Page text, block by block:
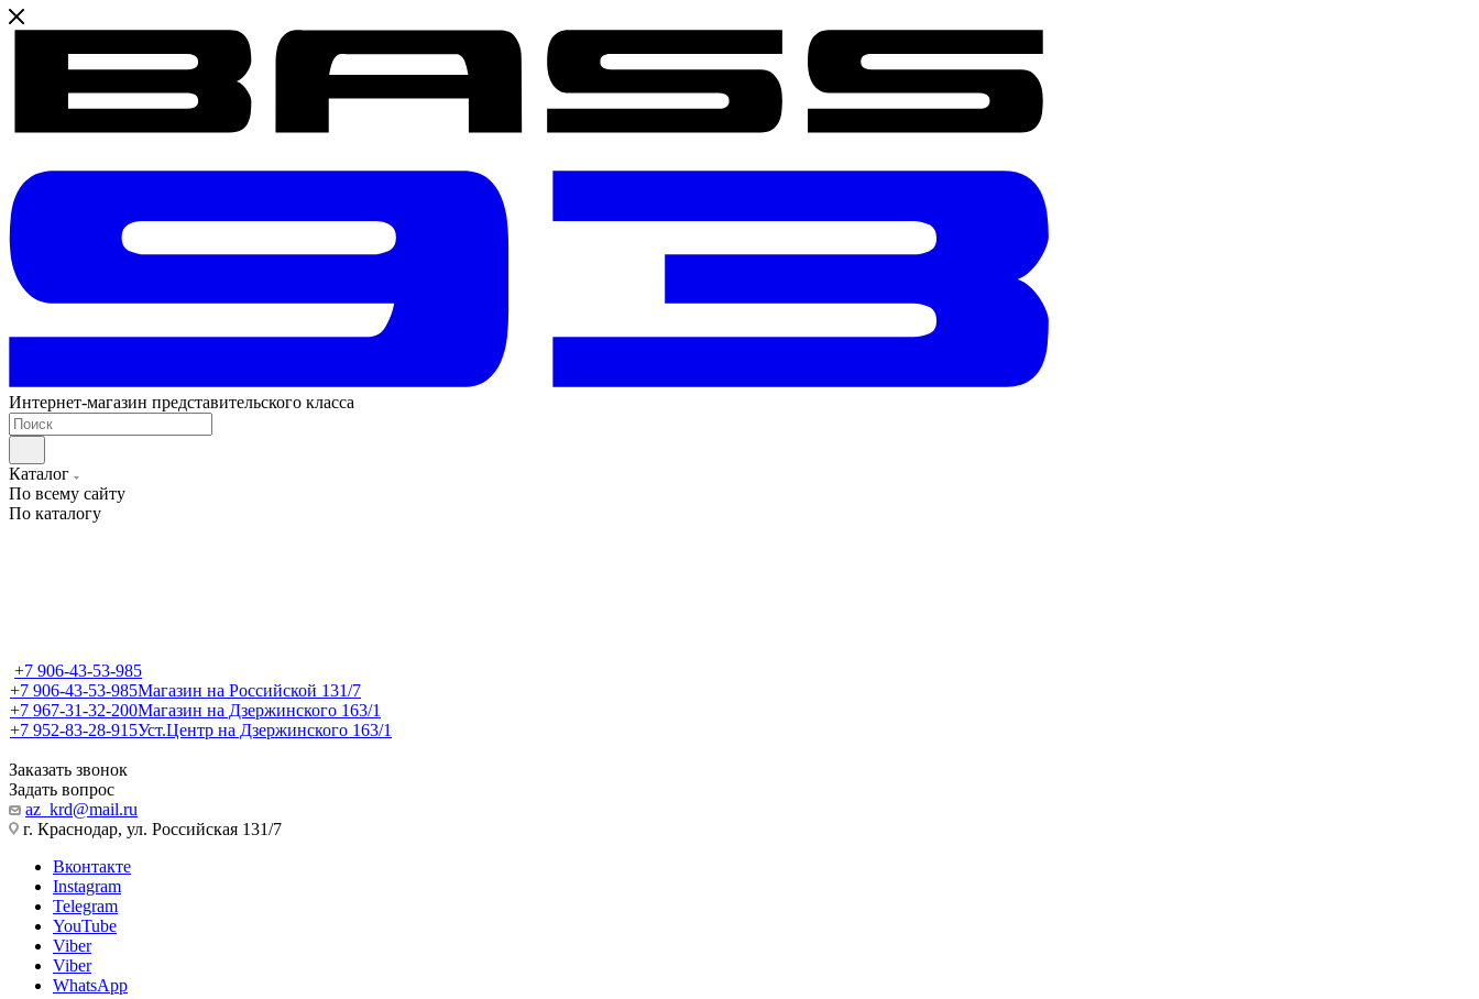
Интернет-магазин представительского класса
Каталог
По всему сайту
По каталогу
+7 906-43-53-985
+7 906-43-53-985Магазин на Российской 131/7
+7 967-31-32-200Магазин на Дзержинского 163/1
+7 952-83-28-915Уст.Центр на Дзержинского 163/1
Заказать звонок
Задать вопрос
az_krd@mail.ru
г. Краснодар, ул. Российская 131/7
Вконтакте
Instagram
Telegram
YouTube
Viber
Viber
WhatsApp